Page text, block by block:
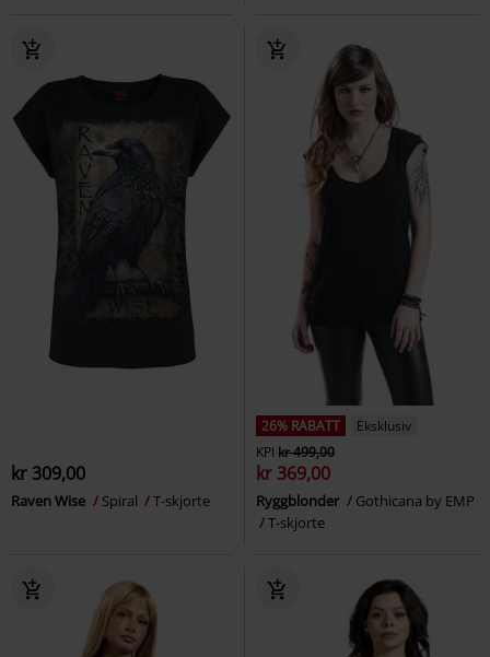
kr 309,00
Raven Wise Spiral T-skjorte
26% RABATT
Eksklusiv
KPI kr 499,00
kr 369,00
Ryggblonder
Gothicana by EMP
T-skjorte